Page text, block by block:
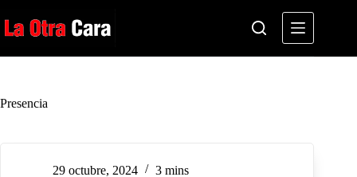
al
contenido
Presencia
29 octubre, 2024 3 mins